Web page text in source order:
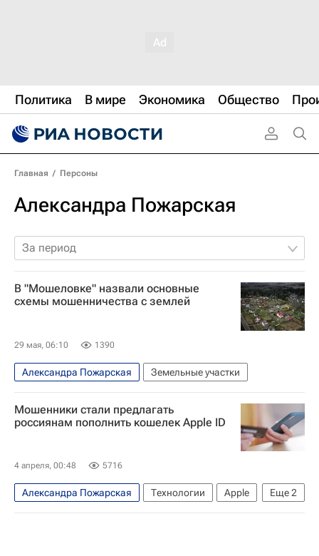
Политика В мире Экономика Общество
Главная / Персоны
Александра Пожарская
За период
В "Мошеловке" назвали основные
схемы мошенничества с землей
29 мая, 06:10 1390
Александра Пожарская Земельные участки
Мошенники стали предлагать
россиянам пополнить кошелек Apple ID
4 апреля, 00:48 5716
Еще2
Александра Пожарская Технологии
Apple
мошенники
Общество